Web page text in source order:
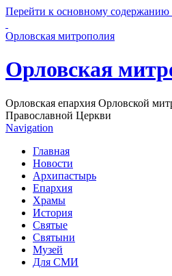
Перейти к основному содержанию
Орловская митрополия
Орловская
Орловская епархия Орловской
Православной Церкви
Navigation
Главная
Новости
Архипастырь
Епархия
Храмы
История
Святые
Святыни
Музей
Для СМИ